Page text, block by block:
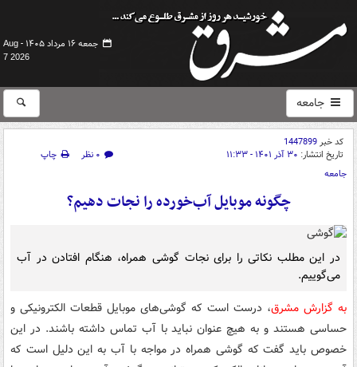
جمعه ۱۶ مرداد ۱۴۰۵ -
Aug
7 2026
جامعه
کد خبر1447899
تاریخ انتشار: ۳۰ آذر ۱۴۰۱ - ۱۱:۳۳ ۰ نظر
چاپ
جامعه
چگونه موبایل آب‌خورده را نجات دهیم؟
در این مطلب نکاتی را برای نجات گوشی همراه، هنگام افتادن در آب
می‌گوییم.
به گزارش مشرق، درست است که گوشی‌های موبایل قطعات الکترونیکی و
حساسی هستند و به هیچ عنوان نباید با آب تماس داشته باشند. در این
خصوص باید گفت که گوشی همراه در مواجه با آب به این دلیل است که